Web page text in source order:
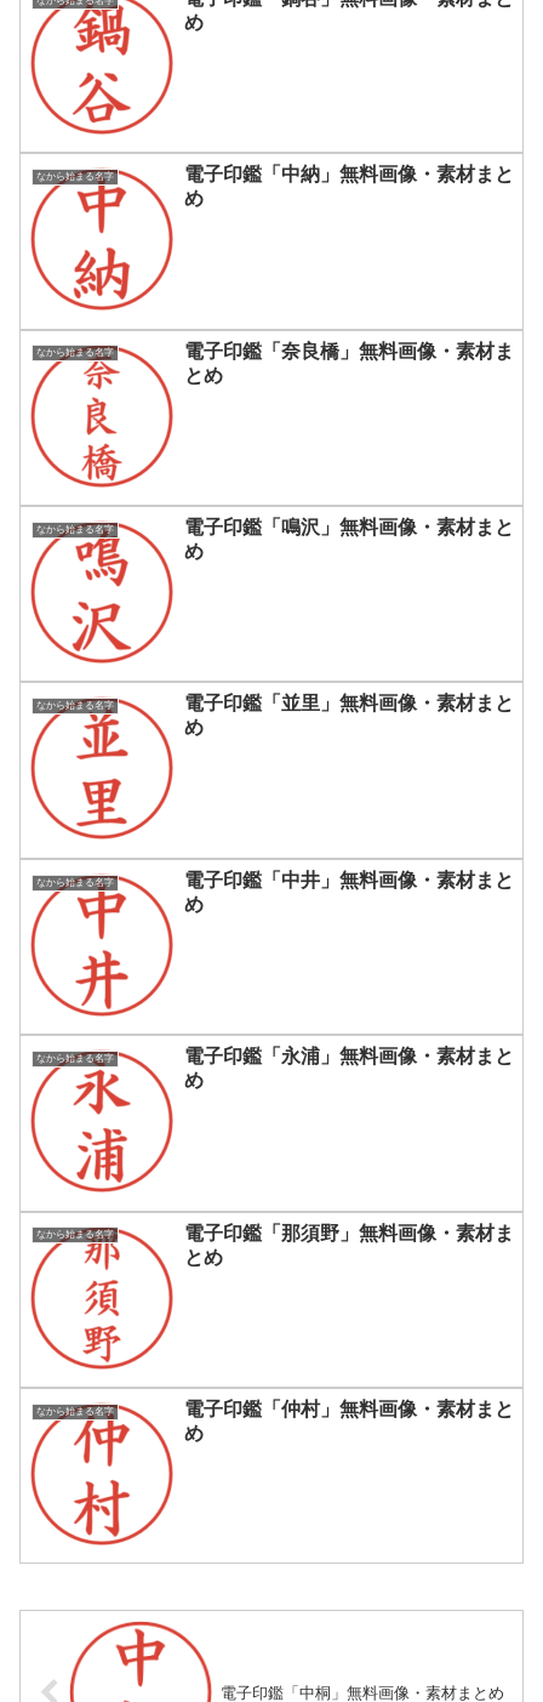
め
なから始まる名字
電子印鑑「中納」無料画像・素材まと
め
なから始まる名字
電子印鑑「奈良橋」無料画像・素材ま
とめ
なから始まる名字
電子印鑑「鳴沢」無料画像・素材まと
め
なから始まる名字
電子印鑑「並里」無料画像・素材まと
め
なから始まる名字
電子印鑑「中井」無料画像・素材まと
め
なから始まる名字
電子印鑑「永浦」無料画像・素材まと
め
なから始まる名字
電子印鑑「那須野」無料画像・素材ま
とめ
なから始まる名字
電子印鑑「仲村」無料画像・素材まと
め
電子印鑑「中桐」無料画像・素材まとめ